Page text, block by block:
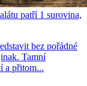
patří 1 surovina,
bez pořádné
Tamní
a přitom...